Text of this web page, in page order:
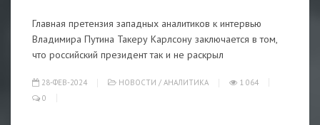
Главная претензия западных аналитиков к интервью
Владимира Путина Такеру Карлсону заключается в том,
что российский президент так и не раскрыл
28-ФЕВ-2024 НОВОСТИ / АНАЛИТИКА
1 064
0